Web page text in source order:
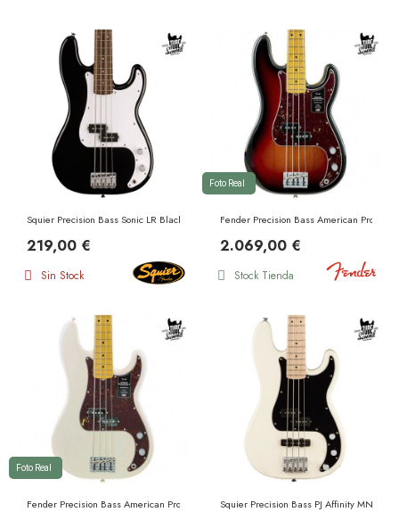
Squier Precision Bass Sonic LR Black
219,00 €
Sin Stock
Fender Precision Bass American
2.069,00 €
Foto Real
Stock Tienda
Fender Precision Bass American Professional II MN Olympic White
Foto Real
Squier Precision Bass PJ Affinity MN